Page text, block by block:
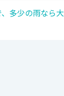
多少の雨なら